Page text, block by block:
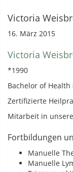
Victoria
16. März 2015
Victoria
*1990
Bachelor of
Zertifizierte
Mitarbeit in
Fortbildungen
Manuelle
Manuelle